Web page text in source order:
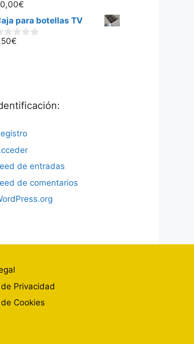
€
para botellas TV
€
de entradas
de comentarios
Privacidad
Cookies